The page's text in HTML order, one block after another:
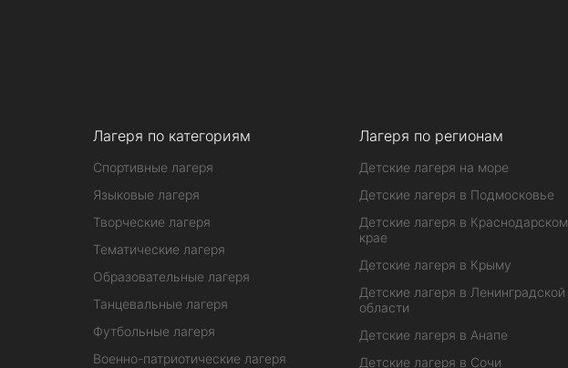
Лагеря по категориям
Спортивные лагеря
Языковые лагеря
Творческие лагеря
Тематические лагеря
Образовательные лагеря
Танцевальные лагеря
Футбольные лагеря
Военно-патриотические лагеря
Лагеря по регионам
Детские лагеря на море
Детские лагеря в Подмосковье
Детские лагеря в Краснодарском
крае
Детские лагеря в Крыму
Детские лагеря в Ленинградской
области
Детские лагеря в Анапе
Детские лагеря в Сочи